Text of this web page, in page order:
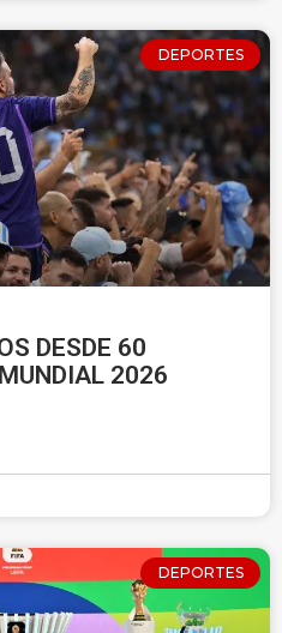
DEPORTES
DESDE 60
2026
DEPORTES